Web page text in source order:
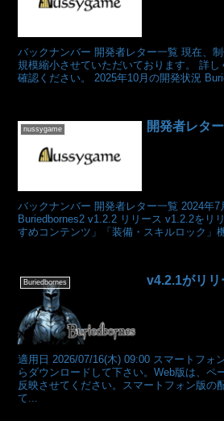
バックナンバー 開発者レター一覧 現在、
規模縮小させていただいております。 詳
確認ください。 2025年10月の開発状況
nussygame 開発者レタ
バックナンバー 開発者レター一覧 2024年7
Buriedbornes2 v1.2.2 リリース v1.2.2をリ
すめコンテンツ」「装備・スキルロック」
Buriedbornes v4.2.1がリリ
適用日 2026/07/16(木) 09:00 スマートフォ
らダウンロードして下さい。Web版は、ペ
反映させてください。スマートフォン版の
て...